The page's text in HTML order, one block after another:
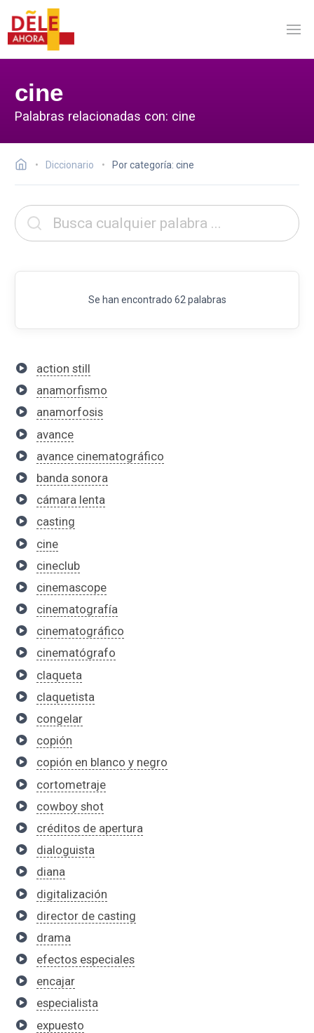
cine
Palabras relacionadas con: cine
Diccionario Por categoría: cine
Se han encontrado 62 palabras
action still
anamorfismo
anamorfosis
avance
avance cinematográfico
banda sonora
cámara lenta
casting
cine
cineclub
cinemascope
cinematografía
cinematográfico
cinematógrafo
claqueta
claquetista
congelar
copión
copión en blanco y negro
cortometraje
cowboy shot
créditos de apertura
dialoguista
diana
digitalización
director de casting
drama
efectos especiales
encajar
especialista
expuesto